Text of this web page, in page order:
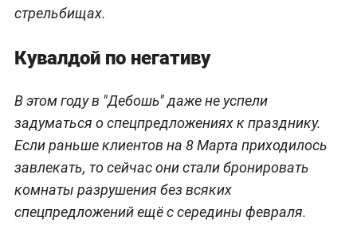
стрельбищах.
Кувалдой по негативу
В этом году в "Дебошь" даже не успели
задуматься о спецпредложениях к празднику.
Если раньше клиентов на 8 Марта приходилось
завлекать, то сейчас они стали бронировать
комнаты разрушения без всяких
спецпредложений ещё с середины февраля.